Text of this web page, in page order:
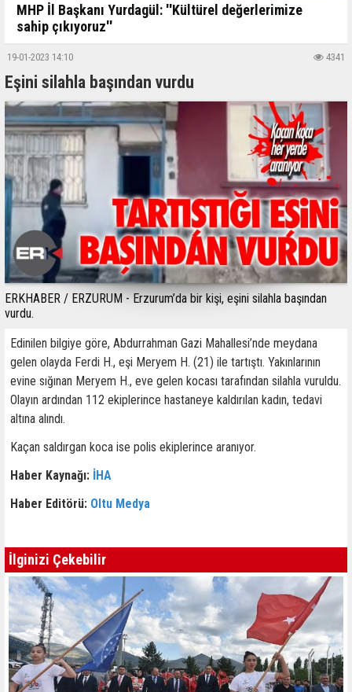
MHP İl Başkanı Yurdagül: ''Kültürel değerlerimize
sahip çıkıyoruz''
19-01-2023 14:10 4341
Eşini silahla başından vurdu
ERKHABER / ERZURUM - Erzurum’da bir kişi, eşini silahla başından
vurdu.
Edinilen bilgiye göre, Abdurrahman Gazi Mahallesi’nde meydana
gelen olayda Ferdi H., eşi Meryem H. (21) ile tartıştı. Yakınlarının
evine sığınan Meryem H., eve gelen kocası tarafından silahla vuruldu.
Olayın ardından 112 ekiplerince hastaneye kaldırılan kadın, tedavi
altına alındı.
Kaçan saldırgan koca ise polis ekiplerince aranıyor.
Haber Kaynağı: İHA
Haber Editörü: Oltu Medya
İlginizi Çekebilir